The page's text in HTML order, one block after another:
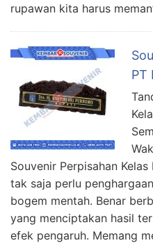
rupawan kita harus
PT
Souvenir Perpisahan Kelas
tak saja perlu
bogem mentah. Benar
yang menciptakan hasil
efek pengaruh. Memang